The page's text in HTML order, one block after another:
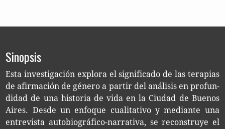
Sinopsis
Esta inves­ti­ga­ción explo­ra el sig­ni­fi­ca­do de las tera­pias
de afir­ma­ción de géne­ro a par­tir del aná­li­sis en pro­fun­
di­dad de una his­to­ria de vida en la Ciu­dad de Bue­nos
Aires. Desde un enfo­que cua­li­ta­ti­vo y median­te una
entre­vis­ta autobiográfico-​narrativa, se recons­tru­ye el